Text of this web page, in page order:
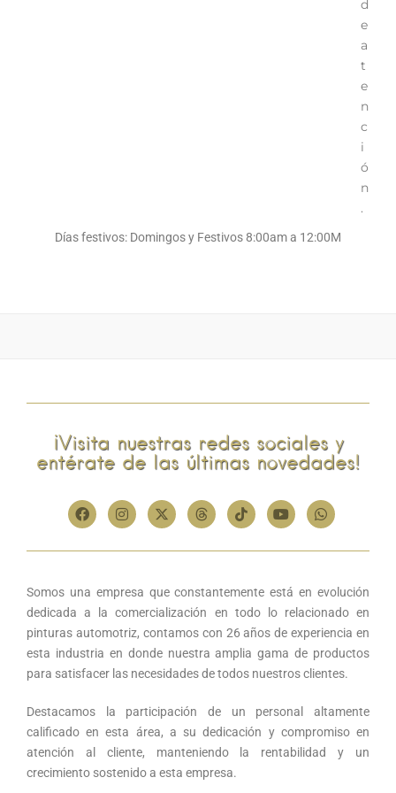
d
e
a
t
e
n
c
i
ó
n
.
Días festivos: Domingos y Festivos 8:00am a 12:00M
¡Visita nuestras redes sociales y
entérate de las últimas novedades!
Somos una empresa que constantemente está en evolución
dedicada a la comercialización en todo lo relacionado en
pinturas automotriz, contamos con 26 años de experiencia en
esta industria en donde nuestra amplia gama de productos
para satisfacer las necesidades de todos nuestros clientes.
Destacamos la participación de un personal altamente
calificado en esta área, a su dedicación y compromiso en
atención al cliente, manteniendo la rentabilidad y un
crecimiento sostenido a esta empresa.